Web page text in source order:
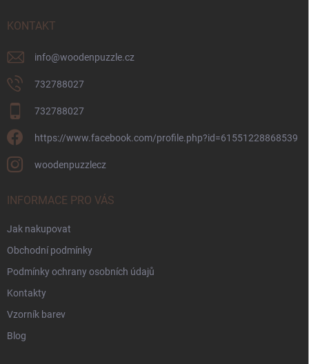
KONTAKT
info@woodenpuzzle.cz
732788027
732788027
https://www.facebook.com/profile.php?id=61551228868539
woodenpuzzlecz
INFORMACE PRO VÁS
Jak nakupovat
Obchodní podmínky
Podmínky ochrany osobních údajů
Kontakty
Vzorník barev
Blog